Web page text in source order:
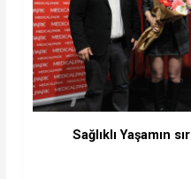
Sağlıklı Yaşamın